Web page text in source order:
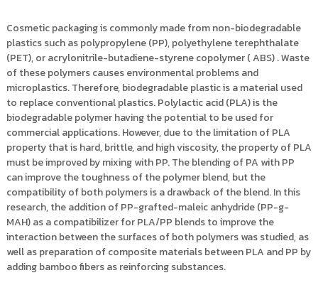
Cosmetic packaging is commonly made from non-biodegradable
plastics such as polypropylene (PP), polyethylene terephthalate
(PET), or acrylonitrile-butadiene-styrene copolymer ( ABS) . Waste
of these polymers causes environmental problems and
microplastics. Therefore, biodegradable plastic is a material used
to replace conventional plastics. Polylactic acid (PLA) is the
biodegradable polymer having the potential to be used for
commercial applications. However, due to the limitation of PLA
property that is hard, brittle, and high viscosity, the property of PLA
must be improved by mixing with PP. The blending of PA with PP
can improve the toughness of the polymer blend, but the
compatibility of both polymers is a drawback of the blend. In this
research, the addition of PP-grafted-maleic anhydride (PP-g-
MAH) as a compatibilizer for PLA/PP blends to improve the
interaction between the surfaces of both polymers was studied, as
well as preparation of composite materials between PLA and PP by
adding bamboo fibers as reinforcing substances.